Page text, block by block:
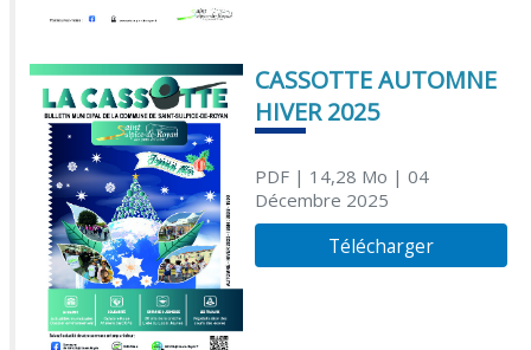
CASSOTTE AUTOMNE
HIVER 2025
PDF| 14,28 Mo | 04
Décembre 2025
Télécharger